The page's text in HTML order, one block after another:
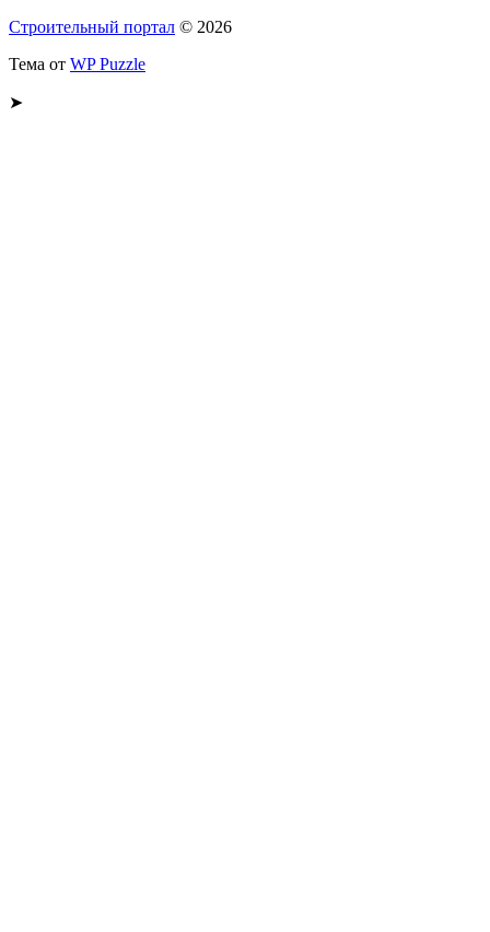
Строительный портал © 2026
Тема от WP Puzzle
➤